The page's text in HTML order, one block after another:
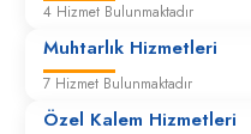
4 Hizmet Bulunmaktadır
Muhtarlık Hizmetleri
7 Hizmet Bulunmaktadır
Özel Kalem Hizmetleri